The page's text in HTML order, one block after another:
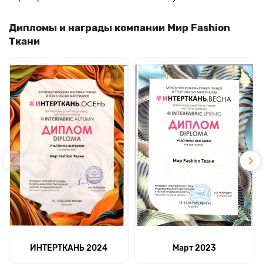
Дипломы и награды компании Мир Fashion
Ткани
ИНТЕРТКАНЬ 2024 Март 2023